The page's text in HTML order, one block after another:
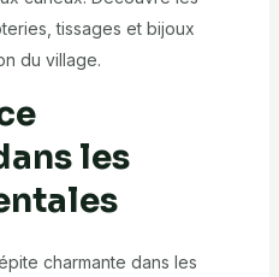
tissages et bijoux
du village.
les
charmante dans les